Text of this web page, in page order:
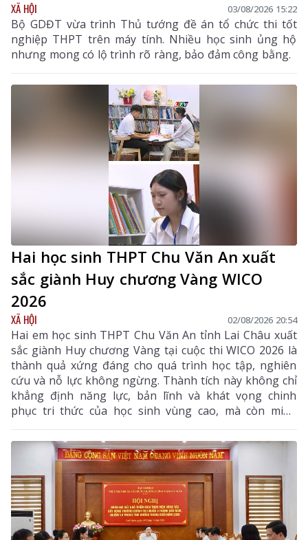
XÃ HỘI 03/08/2026 15:22
Bộ GDĐT vừa trình Thủ tướng đề án tổ chức thi tốt
nghiệp THPT trên máy tính. Nhiều học sinh ủng hộ
nhưng mong có lộ trình rõ ràng, bảo đảm công bằng.
Hai học sinh THPT Chu Văn An xuất
sắc giành Huy chương Vàng WICO
2026
XÃ HỘI 02/08/2026 20:54
Hai em học sinh THPT Chu Văn An tỉnh Lai Châu xuất
sắc giành Huy chương Vàng tại cuộc thi WICO 2026 là
thành quả xứng đáng cho quá trình học tập, nghiên
cứu và nỗ lực không ngừng. Thành tích này không chỉ
khẳng định năng lực, bản lĩnh và khát vọng chinh
phục tri thức của học sinh vùng cao, mà còn minh
chứng rằng với ý chí và sự quyết tâm, các em hoàn
toàn có thể vượt qua mọi ranh giới trong nước để
vươn ra đấu trường quốc tế. Đây là niềm tự hào của
ngành giáo dục Lai Châu, đồng thời là nguồn cảm
hứng, động lực để thế hệ học sinh tiếp tục nuôi dưỡng
ước mơ, không ngừng sáng tạo và hội nhập với thế
giới.